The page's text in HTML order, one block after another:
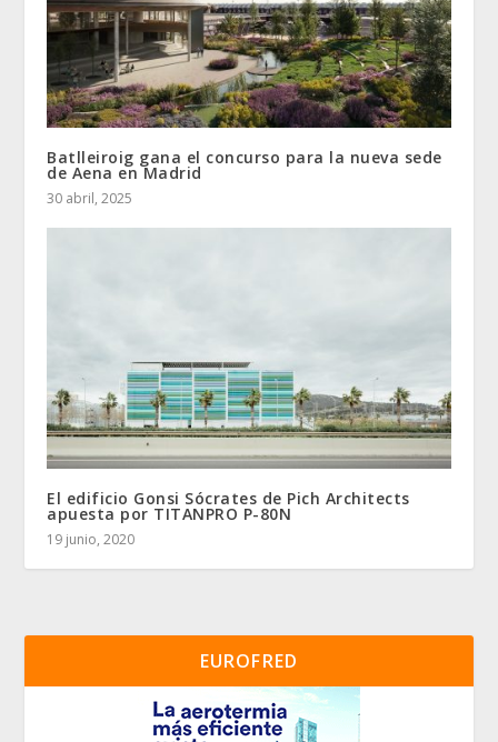
Batlleiroig gana el concurso para la nueva sede
de Aena en Madrid
30 abril, 2025
El edificio Gonsi Sócrates de Pich Architects
apuesta por TITANPRO P-80N
19 junio, 2020
EUROFRED